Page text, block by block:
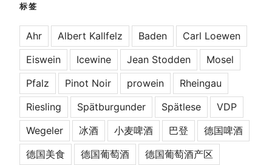
标签
Ahr Albert Kallfelz Baden
Carl Loewen
Eiswein
Icewine Jean Stodden
Mosel
Pfalz
Pinot Noir prowein
Rheingau
Riesling
Spätburgunder Spätlese
VDP
Wegeler
冰酒 小麦啤酒 巴登
德国啤酒
德国美食
德国葡萄酒 德国葡萄酒产区